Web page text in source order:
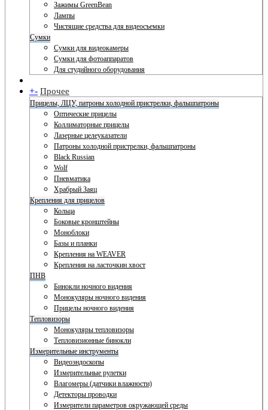
Зажимы GreenBean
Лампы
Чистящие средства для видеосъемки
Сумки
Сумки для видеокамеры
Сумки для фотоаппаратов
Для студийного оборудования
+- Прочее
Прицелы, ЛЦУ, патроны холодной пристрелки, фальшпатроны
Оптические прицелы
Коллиматорные прицелы
Лазерные целеуказатели
Патроны холодной пристрелки, фальшпатроны
Black Russian
Wolf
Пневматика
Храбрый Заяц
Крепления для прицелов
Кольца
Боковые кронштейны
Моноблоки
Базы и планки
Крепления на WEAVER
Крепления на ласточкин хвост
ПНВ
Бинокли ночного видения
Монокуляры ночного видения
Прицелы ночного видения
Тепловизоры
Монокуляры тепловизоры
Тепловизионные бинокли
Измерительные инструменты
Видеоэндоскопы
Измерительные рулетки
Влагомеры (датчики влажности)
Детекторы проводки
Измерители параметров окружающей среды